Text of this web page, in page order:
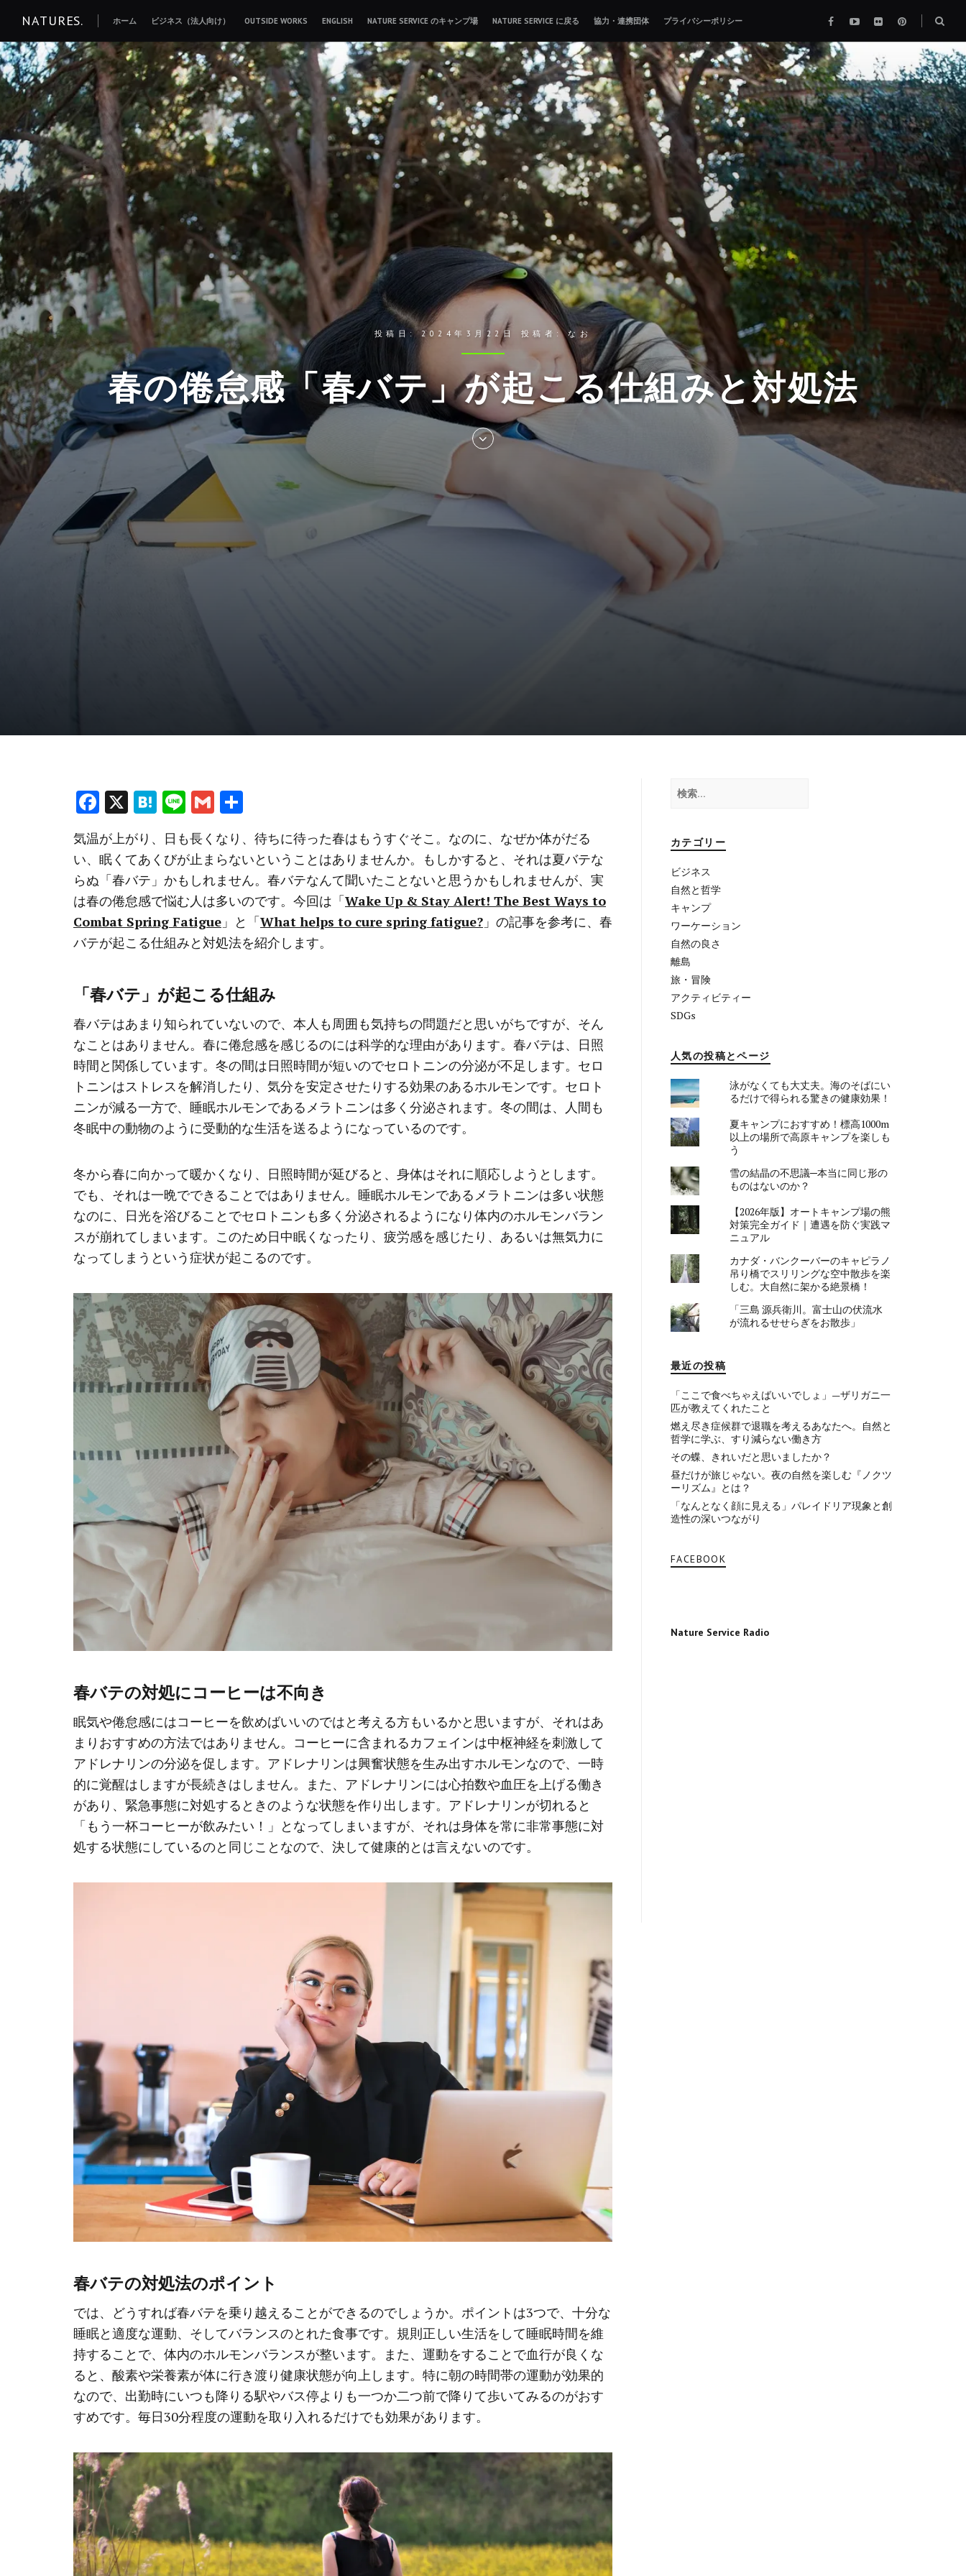
テ
ン
ツ
へ
移
動
NATURES. ホーム ビジネス（法人向け） OUTSIDE WORKS ENGLISH NATURE SERVICE のキャンプ場 NATURE SERVICE に戻る 協力・連携団体 プライバシーポリシー FacebookYouTube
flickr pinterest
ボ
ッ
ク
ス
投稿日: 2024年3月22日 投稿者:なお
春の倦怠感「春バテ」が起こる仕組みと対処法
Skip
to
F
a
ce
b
o
o
k
X H
at
e
n
a
Li
n
e
G
m
ai
l
有
気温が上がり、日も長くなり、待ちに待った春はもうすぐそこ。なのに、なぜか体がだる
い、眠くてあくびが止まらないということはありませんか。もしかすると、それは夏バテな
らぬ「春バテ」かもしれません。春バテなんて聞いたことないと思うかもしれませんが、実
は春の倦怠感で悩む人は多いのです。今回は「Wake Up & Stay Alert! The Best Ways to
Combat Spring Fatigue 」と「What helps to cure spring fatigue? 」の記事を参考に、春
バテが起こる仕組みと対処法を紹介します。
「春バテ」が起こる仕組み
春バテはあまり知られていないので、本人も周囲も気持ちの問題だと思いがちですが、そん
なことはありません。春に倦怠感を感じるのには科学的な理由があります。春バテは、日照
時間と関係しています。冬の間は日照時間が短いのでセロトニンの分泌が不足します。セロ
トニンはストレスを解消したり、気分を安定させたりする効果のあるホルモンです。セロト
ニンが減る一方で、睡眠ホルモンであるメラトニンは多く分泌されます。冬の間は、人間も
冬眠中の動物のように受動的な生活を送るようになっているのです。
冬から春に向かって暖かくなり、日照時間が延びると、身体はそれに順応しようとします。
でも、それは一晩でできることではありません。睡眠ホルモンであるメラトニンは多い状態
なのに、日光を浴びることでセロトニンも多く分泌されるようになり体内のホルモンバラン
スが崩れてしまいます。このため日中眠くなったり、疲労感を感じたり、あるいは無気力に
なってしまうという症状が起こるのです。
春バテの対処にコーヒーは不向き
眠気や倦怠感にはコーヒーを飲めばいいのではと考える方もいるかと思いますが、それはあ
まりおすすめの方法ではありません。コーヒーに含まれるカフェインは中枢神経を刺激して
アドレナリンの分泌を促します。アドレナリンは興奮状態を生み出すホルモンなので、一時
的に覚醒はしますが長続きはしません。また、アドレナリンには心拍数や血圧を上げる働き
があり、緊急事態に対処するときのような状態を作り出します。アドレナリンが切れると
「もう一杯コーヒーが飲みたい！」となってしまいますが、それは身体を常に非常事態に対
処する状態にしているのと同じことなので、決して健康的とは言えないのです。
春バテの対処法のポイント
では、どうすれば春バテを乗り越えることができるのでしょうか。ポイントは3つで、十分な
睡眠と適度な運動、そしてバランスのとれた食事です。規則正しい生活をして睡眠時間を維
持することで、体内のホルモンバランスが整います。また、運動をすることで血行が良くな
ると、酸素や栄養素が体に行き渡り健康状態が向上します。特に朝の時間帯の運動が効果的
なので、出勤時にいつも降りる駅やバス停よりも一つか二つ前で降りて歩いてみるのがおす
すめです。毎日30分程度の運動を取り入れるだけでも効果があります。
検
索:
カテゴリー
ビジネス
自然と哲学
キャンプ
ワーケーション
自然の良さ
離島
旅・冒険
アクティビティー
SDGs
人気の投稿とページ
泳がなくても大丈夫。海のそばにい
るだけで得られる驚きの健康効果！
夏キャンプにおすすめ！標高1000m
以上の場所で高原キャンプを楽しも
う
雪の結晶の不思議─本当に同じ形の
ものはないのか？
【2026年版】オートキャンプ場の熊
対策完全ガイド｜遭遇を防ぐ実践マ
ニュアル
カナダ・バンクーバーのキャピラノ
吊り橋でスリリングな空中散歩を楽
しむ。大自然に架かる絶景橋！
「三島 源兵衛川。富士山の伏流水
が流れるせせらぎをお散歩」
最近の投稿
「ここで食べちゃえばいいでしょ」—ザリガニ一
匹が教えてくれたこと
燃え尽き症候群で退職を考えるあなたへ。自然と
哲学に学ぶ、すり減らない働き方
その蝶、きれいだと思いましたか？
昼だけが旅じゃない。夜の自然を楽しむ『ノクツ
ーリズム』とは？
「なんとなく顔に見える」パレイドリア現象と創
造性の深いつながり
FACEBOOK
Nature Service Radio